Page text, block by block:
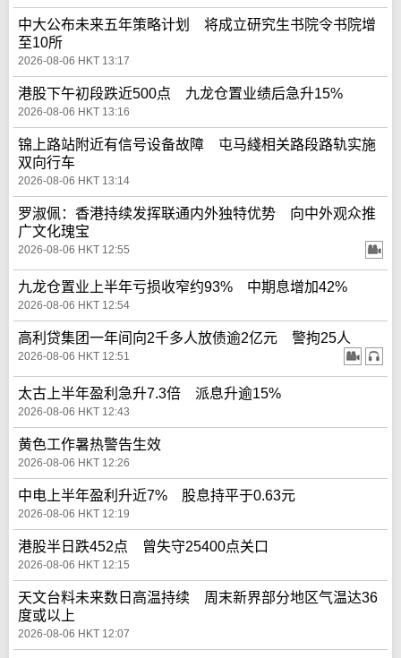
中大公布未来五年策略计划 将成立研究生书院令书院增
至10所
2026-08-06 HKT 13:17
港股下午初段跌近500点 九龙仓置业绩后急升15%
2026-08-06 HKT 13:16
锦上路站附近有信号设备故障 屯马綫相关路段路轨实施
双向行车
2026-08-06 HKT 13:14
罗淑佩：香港持续发挥联通内外独特优势 向中外观众推
广文化瑰宝
2026-08-06 HKT 12:55
九龙仓置业上半年亏损收窄约93% 中期息增加42%
2026-08-06 HKT 12:54
高利贷集团一年间向2千多人放债逾2亿元 警拘25人
2026-08-06 HKT 12:51
太古上半年盈利急升7.3倍 派息升逾15%
2026-08-06 HKT 12:43
黄色工作暑热警告生效
2026-08-06 HKT 12:26
中电上半年盈利升近7% 股息持平于0.63元
2026-08-06 HKT 12:19
港股半日跌452点 曾失守25400点关口
2026-08-06 HKT 12:15
天文台料未来数日高温持续 周末新界部分地区气温达36
度或以上
2026-08-06 HKT 12:07